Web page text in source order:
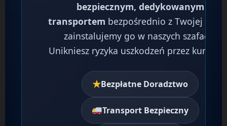
bezpiecznym, dedykowanym
transportem bezpośrednio z Twojej
zainstalujemy go w naszych szafach.
Unikniesz ryzyka uszkodzeń przez
★Bezpłatne Doradztwo
Transport Bezpieczny